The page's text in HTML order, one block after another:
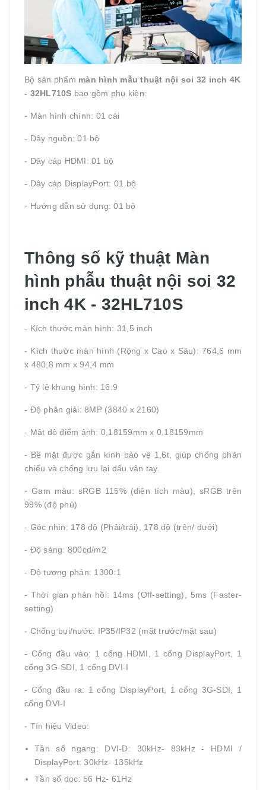
Bộ sản phẩm màn hình mẫu thuật nội soi 32 inch 4K
- 32HL710S bao gồm phụ kiện:
- Màn hình chính: 01 cái
- Dây nguồn: 01 bộ
- Dây cáp HDMI: 01 bộ
- Dây cáp DisplayPort: 01 bộ
- Hướng dẫn sử dụng: 01 bộ
Thông số kỹ thuật Màn
hình phẫu thuật nội soi 32
inch 4K - 32HL710S
- Kích thước màn hình: 31,5 inch
- Kích thước màn hình (Rộng x Cao x Sâu): 764,6 mm
x 480,8 mm x 94,4 mm
- Tỷ lệ khung hình: 16:9
- Độ phân giải: 8MP (3840 x 2160)
- Mật độ điểm ảnh: 0,18159mm x 0,18159mm
- Bề mặt được gắn kính bảo vệ 1,6t, giúp chống phản
chiếu và chống lưu lại dấu vân tay.
- Gam màu: sRGB 115% (diện tích màu), sRGB trên
99% (độ phủ)
- Góc nhìn: 178 độ (Phải/trái), 178 độ (trên/ dưới)
- Độ sáng: 800cd/m2
- Độ tương phản: 1300:1
- Thời gian phản hồi: 14ms (Off-setting), 5ms (Faster-
setting)
- Chống bụi/nước: IP35/IP32 (mặt trước/mặt sau)
- Cổng đầu vào: 1 cổng HDMI, 1 cổng DisplayPort, 1
cổng 3G-SDI, 1 cổng DVI-I
- Cổng đầu ra: 1 cổng DisplayPort, 1 cổng 3G-SDI, 1
cổng DVI-I
- Tín hiệu Video:
Tần số ngang: DVI-D: 30kHz- 83kHz - HDMI /
DisplayPort: 30kHz- 135kHz
Tần số dọc: 56 Hz- 61Hz